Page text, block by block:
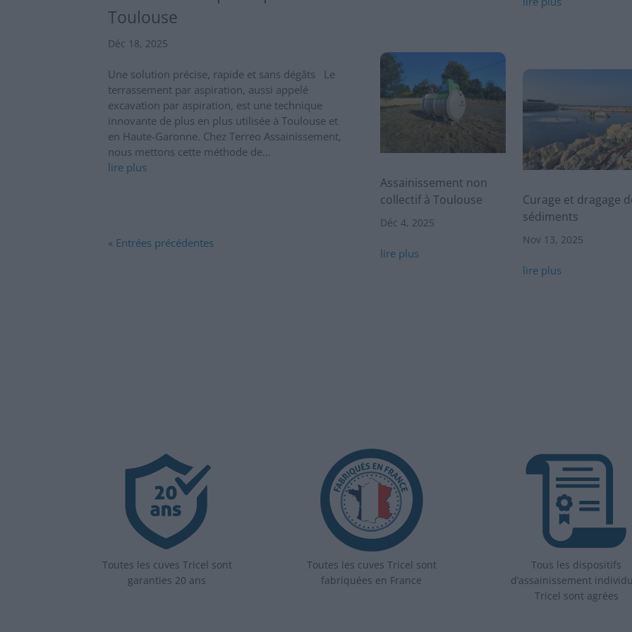
Toulouse
Déc 18, 2025
Une solution précise, rapide et sans dégâts Le
terrassement par aspiration, aussi appelé
excavation par aspiration, est une technique
innovante de plus en plus utilisée à Toulouse et
en Haute-Garonne. Chez Terreo Assainissement,
nous mettons cette méthode de...
lire plus
« Entrées précédentes
Assainissement non
collectif à Toulouse
Déc 4, 2025
lire plus
Curage et dragage
sédiments
Nov 13, 2025
lire plus
Toutes les cuves Tricel sont
garanties 20 ans
Toutes les cuves Tricel sont
fabriquées en France
Tous les dispositifs
d’assainissement
Tricel sont agrées